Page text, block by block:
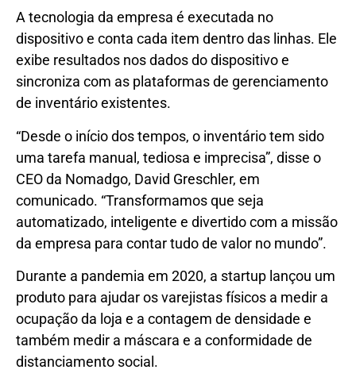
A tecnologia da empresa é executada no
dispositivo e conta cada item dentro das linhas. Ele
exibe resultados nos dados do dispositivo e
sincroniza com as plataformas de gerenciamento
de inventário existentes.
“Desde o início dos tempos, o inventário tem sido
uma tarefa manual, tediosa e imprecisa”, disse o
CEO da Nomadgo, David Greschler, em
comunicado. “Transformamos que seja
automatizado, inteligente e divertido com a missão
da empresa para contar tudo de valor no mundo”.
Durante a pandemia em 2020, a startup lançou um
produto para ajudar os varejistas físicos a medir a
ocupação da loja e a contagem de densidade e
também medir a máscara e a conformidade de
distanciamento social.